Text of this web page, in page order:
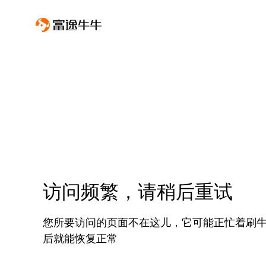
访问频繁，请稍后重试
您所要访问的页面不在这儿，它可能正忙着刷
后就能恢复正常